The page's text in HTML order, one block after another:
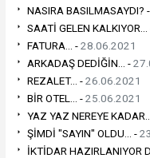
NASIRA BASILMASAYDI? -
SAATİ GELEN KALKIYOR...
FATURA... -28.06.2021
ARKADAŞ DEDİĞİN... -
REZALET... -26.06.2021
BİR OTEL... -25.06.2021
YAZ YAZ NEREYE
ŞİMDİ "SAYIN" OLDU... -
İKTİDAR HAZIRLANIYOR